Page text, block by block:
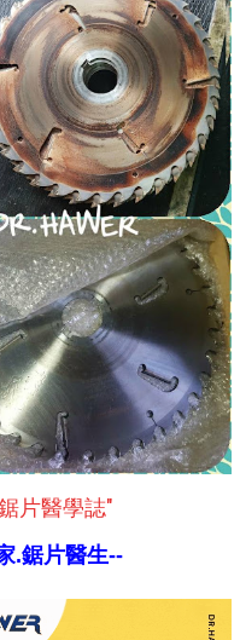
片醫學誌"
.鋸片醫生--